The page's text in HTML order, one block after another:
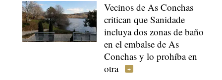
Vecinos de As Conchas
critican que Sanidade
incluya dos zonas de baño
en el embalse de As
Conchas y lo prohíba en
otra